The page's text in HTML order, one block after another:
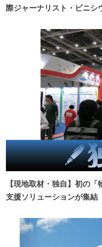
際ジャーナリスト・ビニシ
【現地取材・独自】初の
支援ソリューションが集結